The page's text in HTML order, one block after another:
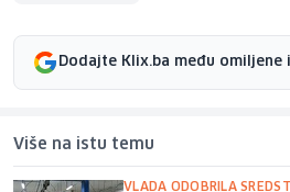
Dodajte Klix.ba među omiljene
Više na istu temu
VLADA ODOBRILA